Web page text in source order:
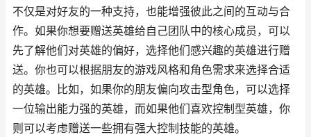
不仅是对好友的一种支持，也能增强彼此之间的互动与合
作。如果你想要赠送英雄给自己团队中的核心成员，可以
先了解他们对英雄的偏好，选择他们感兴趣的英雄进行赠
送。你也可以根据朋友的游戏风格和角色需求来选择合适
的英雄。比如，如果你的朋友偏向攻击型角色，可以选择
一位输出能力强的英雄，而如果他们喜欢控制型英雄，你
则可以考虑赠送一些拥有强大控制技能的英雄。